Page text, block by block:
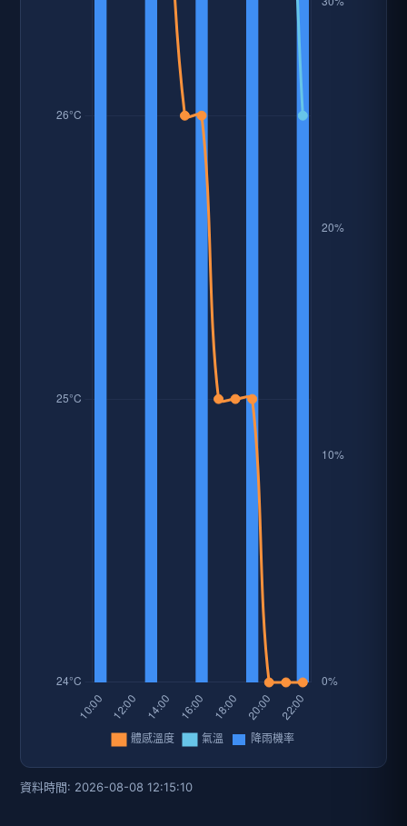
資料時間: 2026-08-08 12:15:10